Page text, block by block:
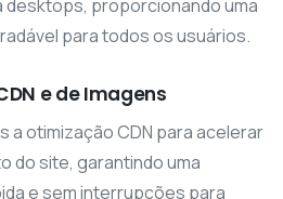
desktops, proporcionando uma
para todos os usuários.
e de Imagens
a otimização CDN para acelerar
do site, garantindo uma
e sem interrupções para